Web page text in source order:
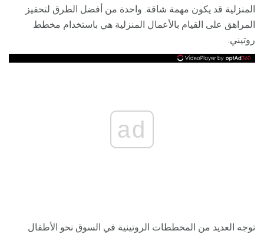
المنزلية قد يكون مهمة شاقة. واحدة من أفضل الطرق لتحفيز
المراهق على القيام بالأعمال المنزلية هي باستخدام مخطط
روتيني.
ad
توجه العديد من المخططات الروتينية في السوق نحو الأطفال